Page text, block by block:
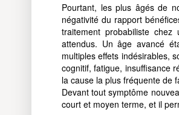
Pourtant, les plus âgés de
négativité du rapport
traitement probabiliste
attendus. Un âge avancé
multiples effets indésirables,
cognitif, fatigue, insuffisance
la cause la plus fréquente de
Devant tout symptôme
court et moyen terme, et il